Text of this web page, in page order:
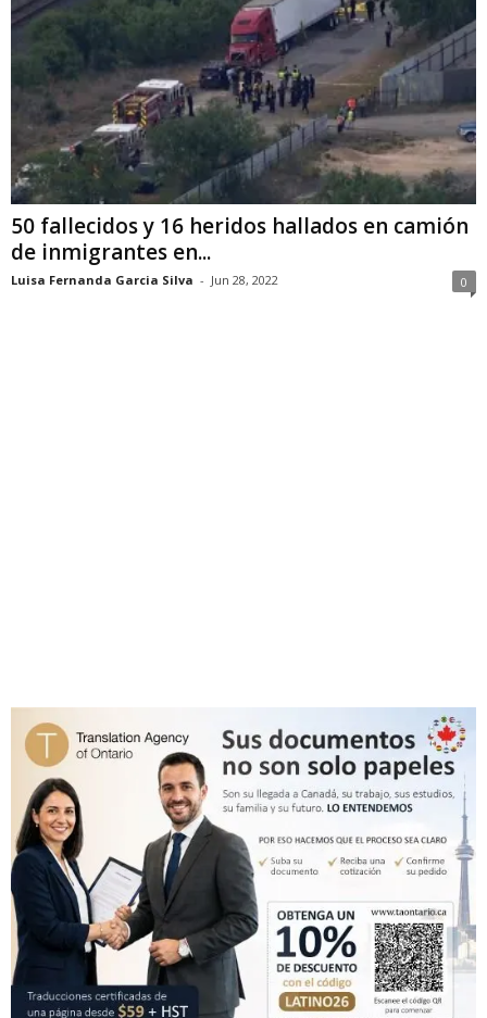
50 fallecidos y 16 heridos hallados en camión
de inmigrantes en...
Luisa Fernanda Garcia Silva - Jun 28, 2022 0